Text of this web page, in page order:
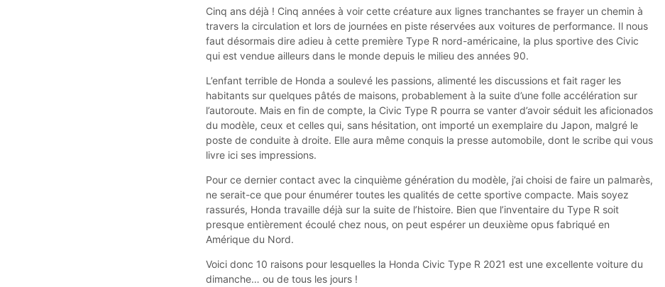
Cinq ans déjà ! Cinq années à voir cette créature aux lignes tranchantes se frayer un chemin à
travers la circulation et lors de journées en piste réservées aux voitures de performance. Il nous
faut désormais dire adieu à cette première Type R nord-américaine, la plus sportive des Civic
qui est vendue ailleurs dans le monde depuis le milieu des années 90.
L’enfant terrible de Honda a soulevé les passions, alimenté les discussions et fait rager les
habitants sur quelques pâtés de maisons, probablement à la suite d’une folle accélération sur
l’autoroute. Mais en fin de compte, la Civic Type R pourra se vanter d’avoir séduit les aficionados
du modèle, ceux et celles qui, sans hésitation, ont importé un exemplaire du Japon, malgré le
poste de conduite à droite. Elle aura même conquis la presse automobile, dont le scribe qui vous
livre ici ses impressions.
Pour ce dernier contact avec la cinquième génération du modèle, j’ai choisi de faire un palmarès,
ne serait-ce que pour énumérer toutes les qualités de cette sportive compacte. Mais soyez
rassurés, Honda travaille déjà sur la suite de l’histoire. Bien que l’inventaire du Type R soit
presque entièrement écoulé chez nous, on peut espérer un deuxième opus fabriqué en
Amérique du Nord.
Voici donc 10 raisons pour lesquelles la Honda Civic Type R 2021 est une excellente voiture du
dimanche… ou de tous les jours !